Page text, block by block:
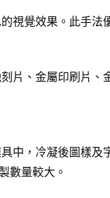
視覺效果。此手法
片、金屬印刷片
中，冷凝後圖樣
數量較大。